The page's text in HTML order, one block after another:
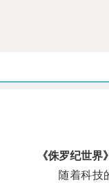
《侏罗纪世界
随着科技的